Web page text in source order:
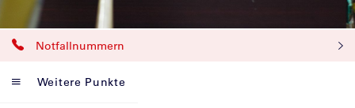
Notfallnummern
Weitere Punkte